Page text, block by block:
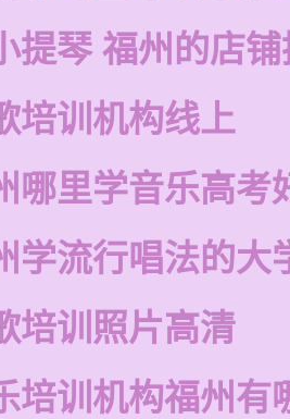
提琴 福州的店
培训机构线上
哪里学音乐高考
学流行唱法的大
培训照片高清
培训机构福州有